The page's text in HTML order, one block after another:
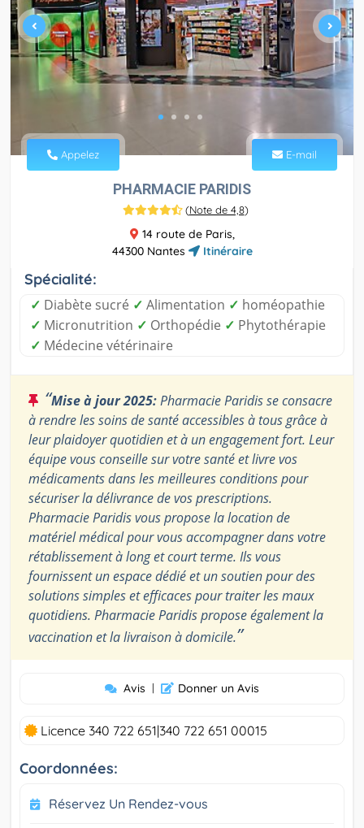
Appelez E-mail
PHARMACIE PARIDIS
(Note de 4,8)
14 route de Paris,
44300 Nantes
Itinéraire
Spécialité:
✓ Diabète sucré ✓ Alimentation ✓ homéopathie
✓ Micronutrition ✓ Orthopédie ✓ Phytothérapie
✓ Médecine vétérinaire
“Mise à jour 2025:Pharmacie Paridis se consacre
à rendre les soins de santé accessibles à tous grâce à
leur plaidoyer quotidien et à un engagement fort. Leur
équipe vous conseille sur votre santé et livre vos
médicaments dans les meilleures conditions pour
sécuriser la délivrance de vos prescriptions.
Pharmacie Paridis vous propose la location de
matériel médical pour vous accompagner dans votre
rétablissement à long et court terme. Ils vous
fournissent un espace dédié et un soutien pour des
solutions simples et efficaces pour traiter les maux
quotidiens. Pharmacie Paridis propose également la
vaccination et la livraison à domicile.”
Avis | Donner un Avis
Licence 340 722 651|340 722 651 00015
Coordonnées:
Réservez Un Rendez-vous